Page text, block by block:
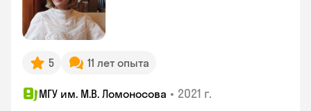
5 11 лет опыта
МГУ им. М.В. Ломоносова • 2021 г.